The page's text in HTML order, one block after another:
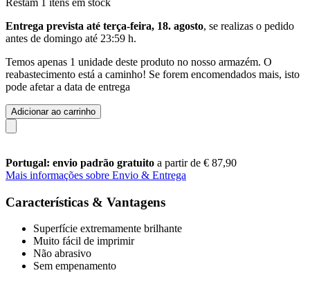
Entrega prevista até terça-feira, 18. agosto, se realizas o pedido
antes de domingo até 23:59 h.
Temos apenas 1 unidade deste produto no nosso armazém. O
reabastecimento está a caminho! Se forem encomendados mais, isto
pode afetar a data de entrega
Adicionar ao carrinho
Portugal: envio padrão gratuito a partir de € 87,90
Mais informações sobre Envio & Entrega
Características & Vantagens
Superfície extremamente brilhante
Muito fácil de imprimir
Não abrasivo
Sem empenamento